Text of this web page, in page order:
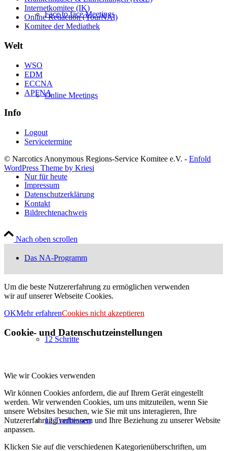
Face to face Meetings
Online Meetings
Nur für heute
Das NA-Programm
12 Schritte
12 Traditionen
Internetkomitee (IK)
Online Redaction (YourNAl)
Komitee der Mediathek
Welt
WSO
EDM
ECCNA
APFNA
Info
Logout
Servicetermine
© Narcotics Anonymous Regions-Service Komitee e.V. - Enfold
WordPress Theme by Kriesi
Impressum
Datenschutzerklärung
Kontakt
Bildrechtenachweis
Nach oben scrollen
Um die beste Nutzererfahrung zu ermöglichen verwenden
wir auf unserer Webseite Cookies.
OKMehr erfahrenCookies nicht akzeptieren
Cookie- und Datenschutzeinstellungen
Wie wir Cookies verwenden
Wir können Cookies anfordern, die auf Ihrem Gerät eingestellt
werden. Wir verwenden Cookies, um uns mitzuteilen, wenn Sie
unsere Websites besuchen, wie Sie mit uns interagieren, Ihre
Nutzererfahrung verbessern und Ihre Beziehung zu unserer Website
anpassen.
Klicken Sie auf die verschiedenen Kategorienüberschriften, um